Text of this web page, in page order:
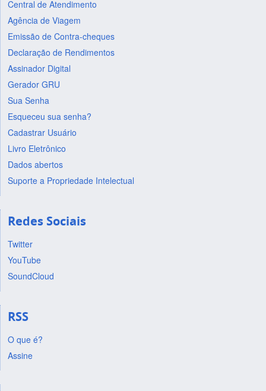
Central de Atendimento
Agência de Viagem
Emissão de Contra-cheques
Declaração de Rendimentos
Assinador Digital
Gerador GRU
Sua Senha
Esqueceu sua senha?
Cadastrar Usuário
Livro Eletrônico
Dados abertos
Suporte a Propriedade Intelectual
Redes Sociais
Twitter
YouTube
SoundCloud
RSS
O que é?
Assine